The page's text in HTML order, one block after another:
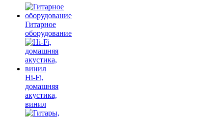
Гитарное
оборудование
Hi-Fi,
домашняя
акустика,
винил